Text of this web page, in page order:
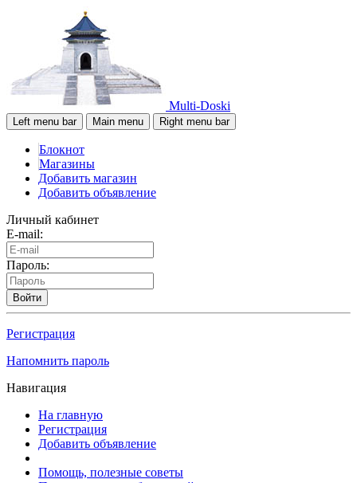
Multi-Doski
Left menu bar Main menu Right menu bar
Блокнот
Магазины
Добавить магазин
Добавить объявление
Личный кабинет
E-mail:
Пароль:
Войти
Регистрация
Напомнить пароль
Навигация
На главную
Регистрация
Добавить объявление
Помощь, полезные советы